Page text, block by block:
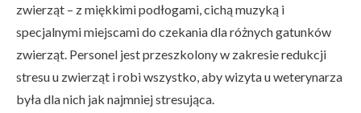
zwierząt – z miękkimi podłogami, cichą muzyką i
specjalnymi miejscami do czekania dla różnych gatunków
zwierząt. Personel jest przeszkolony w zakresie redukcji
stresu u zwierząt i robi wszystko, aby wizyta u weterynarza
była dla nich jak najmniej stresująca.